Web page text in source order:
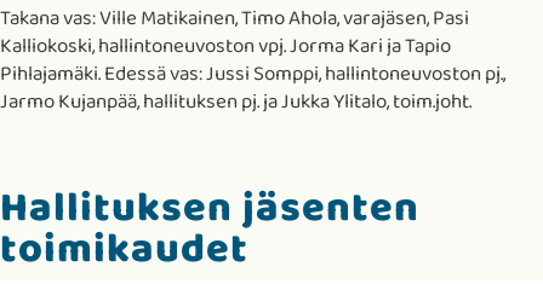
Takana vas: Ville Matikainen, Timo Ahola, varajäsen, Pasi
Kalliokoski, hallintoneuvoston vpj. Jorma Kari ja Tapio
Pihlajamäki. Edessä vas: Jussi Somppi, hallintoneuvoston pj.,
Jarmo Kujanpää, hallituksen pj. ja Jukka Ylitalo, toim.joht.
Hallituksen jäsenten
toimikaudet